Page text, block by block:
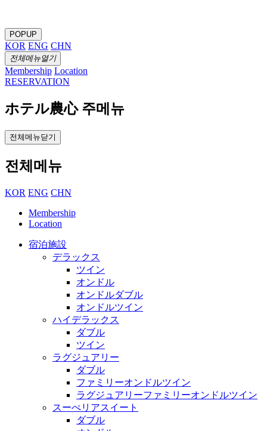
POPUP
KOR ENG CHN
전체메뉴열기
Membership Location
RESERVATION
ホテル農心 주메뉴
전체메뉴닫기
전체메뉴
KOR ENG CHN
Membership
Location
宿泊施設
デラックス
ツイン
オンドル
オンドルダブル
オンドルツイン
ハイデラックス
ダブル
ツイン
ラグジュアリー
ダブル
ファミリーオンドルツイン
ラグジュアリーファミリーオンドルツイン
スーぺリアスイート
ダブル